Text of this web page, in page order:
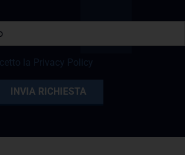
la Privacy Policy